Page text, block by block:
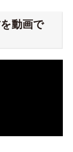
動画で